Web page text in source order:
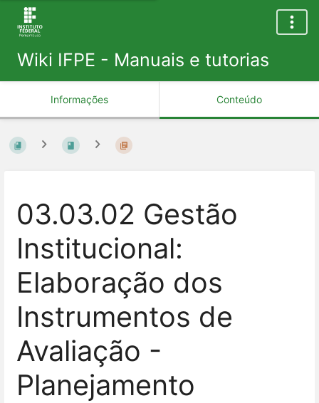
Wiki IFPE - Manuais e tutorias
Informações Conteúdo
03.03.02 Gestão
Institucional:
Elaboração dos
Instrumentos de
Avaliação -
Planejamento